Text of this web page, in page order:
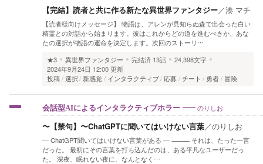
【完結】読者と共に作る新たな異世界ファンタジー／湊 マチ
【読者様向けメッセージ】 物語は、アレンが見知らぬ森で出会った白い
精霊との対話から始まります。彼はこれからどの道を進むべきか、あな
たの選択が物語の運命を決定します。次回のストーリ…
★3
異世界ファンタジー 完結済 13話
24,398文字
2024年9月24日 12:00 更新
投稿 選択 新感覚 インタラクティブ 応募 チート 勇者 冒険
会話型AIによるインタラクティブホラー のりしお
〜【禁句】〜ChatGPTに聞いてはいけない言葉／のりしお
― ChatGPT聞いてはいけない言葉がある ― ⸻ それは、たった一言
だった。 最初にその言葉を打ち込んだのは、ある平凡なユーザーだっ
た。 深夜、眠れない夜に、なんとなく…